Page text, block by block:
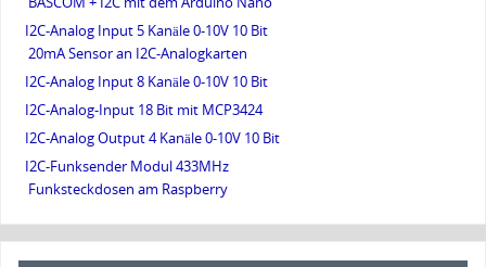
I2C-Analog Input 5 Kanäle 0-10V 10 Bit
20mA Sensor an I2C-Analogkarten
I2C-Analog Input 8 Kanäle 0-10V 10 Bit
I2C-Analog-Input 18 Bit mit MCP3424
I2C-Analog Output 4 Kanäle 0-10V 10 Bit
I2C-Funksender Modul 433MHz
Funksteckdosen am Raspberry